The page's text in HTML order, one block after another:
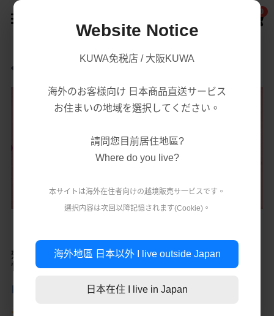
Website Notice
KUWA免税店 / 大阪KUWA
海外のお客様向け 日本商品直送サービス
お住まいの地域を選択してください。
請問您目前居住地區?
Where do you live?
本サイトは海外在住者向けの越境販売サ一ビスです。
選択内容は次回以降記憶されます(Cookie)。
海外地區 日本以外 I live outside Japan
日本在住 I live in Japan
0
熱賣商品
美妝
保健/腸胃保健
第一類醫藥品
第二三類醫藥品
賣場/商城
關於我們
實體店鋪資訊
公司簡介
條款．保護政策
使用條款
個人資料保護政策
特定商取引法に基づく表記
登錄/註冊
搜索
【日本直送】預訂商品 日本第一三共 LOXONIN 強
效退燒 生理止痛藥 月經速效止痛 Premium fine 女
性用 粉色高級版 24錠/盒
NT$469
×
商品分類
腸胃益生菌/保健
疲勞痠痛
減肥瘦身
美容美白